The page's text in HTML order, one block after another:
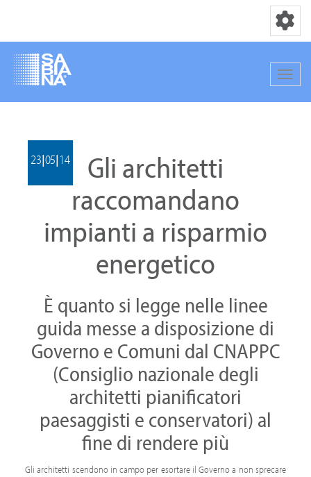
contenuto
principale
Toggle
23|05|14
Gli architetti
raccomandano
impianti a risparmio
energetico
È quanto si legge nelle linee
guida messe a disposizione di
Governo e Comuni dal CNAPPC
(Consiglio nazionale degli
architetti pianificatori
paesaggisti e conservatori) al
fine di rendere più
Gli architetti scendono in campo per esortare il Governo a non sprecare